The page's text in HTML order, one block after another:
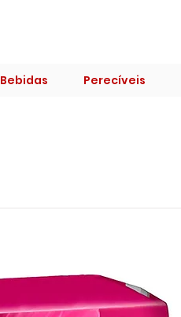
Bebidas Perecíveis